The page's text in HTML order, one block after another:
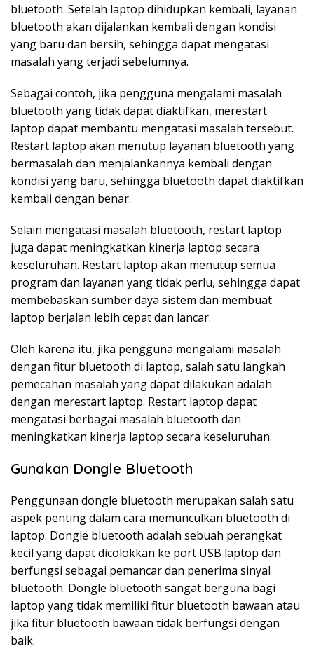
bluetooth. Setelah laptop dihidupkan kembali, layanan
bluetooth akan dijalankan kembali dengan kondisi
yang baru dan bersih, sehingga dapat mengatasi
masalah yang terjadi sebelumnya.
Sebagai contoh, jika pengguna mengalami masalah
bluetooth yang tidak dapat diaktifkan, merestart
laptop dapat membantu mengatasi masalah tersebut.
Restart laptop akan menutup layanan bluetooth yang
bermasalah dan menjalankannya kembali dengan
kondisi yang baru, sehingga bluetooth dapat diaktifkan
kembali dengan benar.
Selain mengatasi masalah bluetooth, restart laptop
juga dapat meningkatkan kinerja laptop secara
keseluruhan. Restart laptop akan menutup semua
program dan layanan yang tidak perlu, sehingga dapat
membebaskan sumber daya sistem dan membuat
laptop berjalan lebih cepat dan lancar.
Oleh karena itu, jika pengguna mengalami masalah
dengan fitur bluetooth di laptop, salah satu langkah
pemecahan masalah yang dapat dilakukan adalah
dengan merestart laptop. Restart laptop dapat
mengatasi berbagai masalah bluetooth dan
meningkatkan kinerja laptop secara keseluruhan.
Gunakan Dongle Bluetooth
Penggunaan dongle bluetooth merupakan salah satu
aspek penting dalam cara memunculkan bluetooth di
laptop. Dongle bluetooth adalah sebuah perangkat
kecil yang dapat dicolokkan ke port USB laptop dan
berfungsi sebagai pemancar dan penerima sinyal
bluetooth. Dongle bluetooth sangat berguna bagi
laptop yang tidak memiliki fitur bluetooth bawaan atau
jika fitur bluetooth bawaan tidak berfungsi dengan
baik.